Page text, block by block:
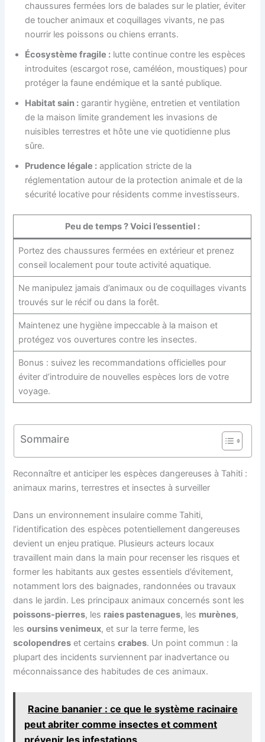
chaussures fermées lors de balades sur le platier, éviter
de toucher animaux et coquillages vivants, ne pas
nourrir les poissons ou chiens errants.
Écosystème fragile : lutte continue contre les espèces
introduites (escargot rose, caméléon, moustiques) pour
protéger la faune endémique et la santé publique.
Habitat sain : garantir hygiène, entretien et ventilation
de la maison limite grandement les invasions de
nuisibles terrestres et hôte une vie quotidienne plus
sûre.
Prudence légale : application stricte de la
réglementation autour de la protection animale et de la
sécurité locative pour résidents comme investisseurs.
Peu de temps ? Voici l’essentiel :
Portez des chaussures fermées en extérieur et prenez
conseil localement pour toute activité aquatique.
Ne manipulez jamais d’animaux ou de coquillages vivants
trouvés sur le récif ou dans la forêt.
Maintenez une hygiène impeccable à la maison et
protégez vos ouvertures contre les insectes.
Bonus : suivez les recommandations officielles pour
éviter d’introduire de nouvelles espèces lors de votre
voyage.
Sommaire
Reconnaître et anticiper les espèces dangereuses à Tahiti :
animaux marins, terrestres et insectes à surveiller
Dans un environnement insulaire comme Tahiti,
l’identification des espèces potentiellement dangereuses
devient un enjeu pratique. Plusieurs acteurs locaux
travaillent main dans la main pour recenser les risques et
former les habitants aux gestes essentiels d’évitement,
notamment lors des baignades, randonnées ou travaux
dans le jardin. Les principaux animaux concernés sont les
poissons-pierres, les raies pastenagues, les murènes,
lesoursins venimeux, et sur la terre ferme, les
scolopendres et certainscrabes. Un point commun : la
plupart des incidents surviennent par inadvertance ou
méconnaissance des habitudes de ces animaux.
Racine bananier : ce que le système racinaire
peut abriter comme insectes et comment
prévenir les infestations